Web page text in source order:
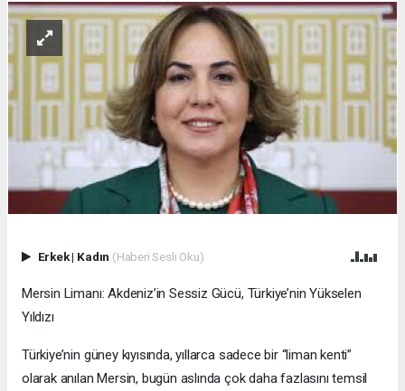
Yükselen Yıldızı
13.10.2025 - 16:53, Güncelleme: 13.10.2025 - 17:41
Akdeniz’in Sessiz Gücü, Türkiye’nin Yükselen Yıldızı
ABONE OL